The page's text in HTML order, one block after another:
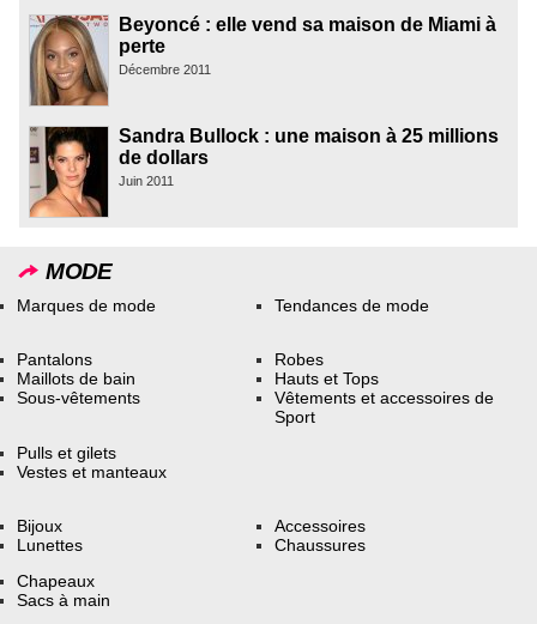
Beyoncé : elle vend sa maison de Miami à
perte
Décembre 2011
Sandra Bullock : une maison à 25 millions
de dollars
Juin 2011
MODE
Marques de mode Tendances de mode
Pantalons
Maillots de bain
Sous-vêtements
Robes
Hauts et Tops
Vêtements et accessoires de
Sport
Pulls et gilets
Vestes et manteaux
Bijoux
Lunettes
Accessoires
Chaussures
Chapeaux
Sacs à main